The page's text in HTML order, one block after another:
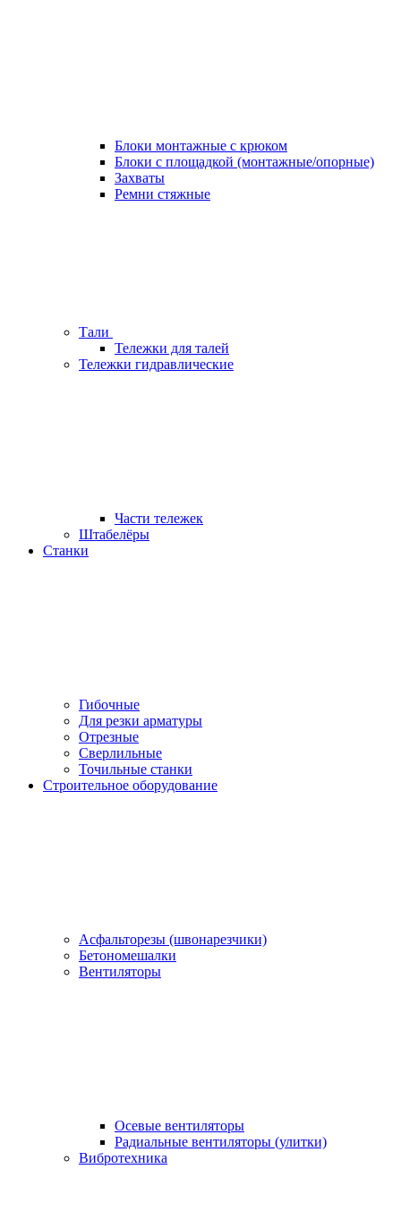
Блоки монтажные с крюком
Блоки с площадкой (монтажные/опорные)
Захваты
Ремни стяжные
Тали
Тележки для талей
Тележки гидравлические
Части тележек
Штабелёры
Станки
Гибочные
Для резки арматуры
Отрезные
Сверлильные
Точильные станки
Строительное оборудование
Асфальторезы (швонарезчики)
Бетономешалки
Вентиляторы
Осевые вентиляторы
Радиальные вентиляторы (улитки)
Вибротехника